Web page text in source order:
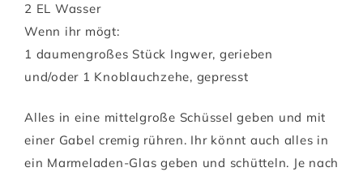
2 EL Wasser
Wenn ihr mögt:
1 daumengroßes Stück Ingwer, gerieben
und/oder 1 Knoblauchzehe, gepresst
Alles in eine mittelgroße Schüssel geben und mit
einer Gabel cremig rühren. Ihr könnt auch alles in
ein Marmeladen-Glas geben und schütteln. Je nach